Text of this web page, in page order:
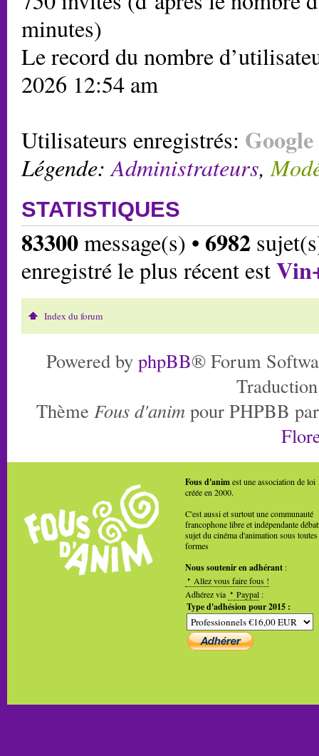
minutes)
Le record du nombre
2026 12:54 am
Utilisateurs enregistrés:
Légende:Administrateurs,
STATISTIQUES
83300message(s) • 6982
enregistré le plus récent est
Index du forum
Powered by phpBB® Forum
Thème Fous d'anim pour PHPBB
Fous d'animest une association de loi
créée en 2000.
C'est aussi et surtout une communauté
francophone libre et indépendante
sujet du cinéma d'animation sous toutes
formes
Nous soutenir en adhérant :
Allez vous faire fous !
Adhérez via
Paypal :
Type d'adhésion pour 2015 :